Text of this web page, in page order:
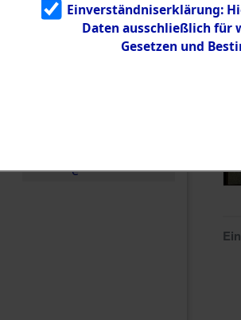
g
5.3.3
Todesmärsch
e
Einverständniserklärung:
Daten ausschließlich für
Gesetzen und